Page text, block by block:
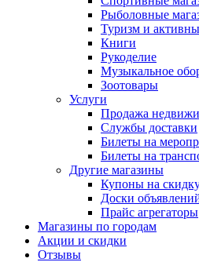
Рыболовные
Туризм и
Книги
Рукоделие
Музыкальное
Зоотовары
Услуги
Продажа
Службы доставки
Билеты на
Билеты на
Другие магазины
Купоны на
Доски
Прайс агрегаторы
Магазины по городам
Акции и скидки
Отзывы